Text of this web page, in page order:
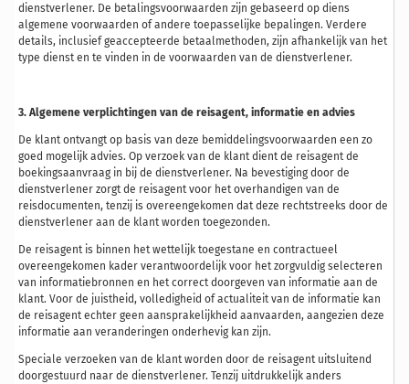
dienstverlener. De betalingsvoorwaarden zijn gebaseerd op diens
algemene voorwaarden of andere toepasselijke bepalingen. Verdere
details, inclusief geaccepteerde betaalmethoden, zijn afhankelijk van het
type dienst en te vinden in de voorwaarden van de dienstverlener.
3. Algemene verplichtingen van de reisagent, informatie en advies
De klant ontvangt op basis van deze bemiddelingsvoorwaarden een zo
goed mogelijk advies. Op verzoek van de klant dient de reisagent de
boekingsaanvraag in bij de dienstverlener. Na bevestiging door de
dienstverlener zorgt de reisagent voor het overhandigen van de
reisdocumenten, tenzij is overeengekomen dat deze rechtstreeks door de
dienstverlener aan de klant worden toegezonden.
De reisagent is binnen het wettelijk toegestane en contractueel
overeengekomen kader verantwoordelijk voor het zorgvuldig selecteren
van informatiebronnen en het correct doorgeven van informatie aan de
klant. Voor de juistheid, volledigheid of actualiteit van de informatie kan
de reisagent echter geen aansprakelijkheid aanvaarden, aangezien deze
informatie aan veranderingen onderhevig kan zijn.
Speciale verzoeken van de klant worden door de reisagent uitsluitend
doorgestuurd naar de dienstverlener. Tenzij uitdrukkelijk anders